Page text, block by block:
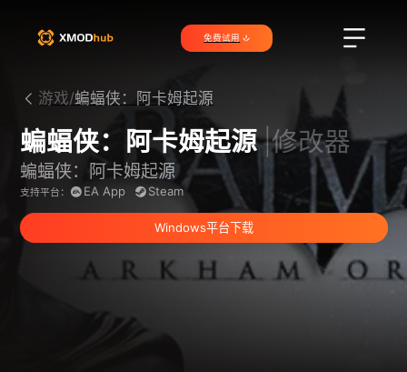
免费试用
游戏/蝙蝠侠：阿卡姆起源
蝙蝠侠：阿卡姆起源 |修改器
蝙蝠侠：阿卡姆起源
支持平台： EA App Steam
Windows平台下载